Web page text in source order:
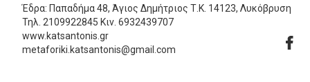
Έδρα: Παπαδήμα 48, Άγιος Δημήτριος Τ.Κ. 14123, Λυκόβρυση
Τηλ. 2109922845 Κιν. 6932439707
www.katsantonis.gr
metaforiki.katsantonis@gmail.com